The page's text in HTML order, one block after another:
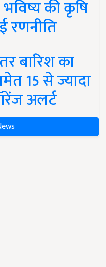
की कृषि
रणनीति
बारिश का
15 से ज्यादा
अलर्ट